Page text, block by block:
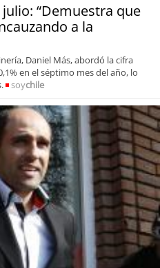
“Demuestra que
a la
Daniel Más, abordó la cifra
en el séptimo mes del año, lo
soychile